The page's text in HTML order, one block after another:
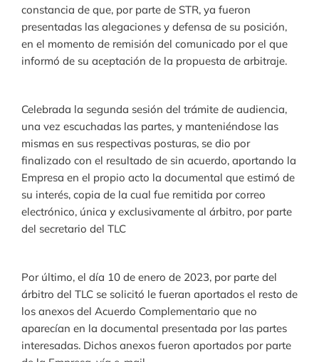
constancia de que, por parte de STR, ya fueron
presentadas las alegaciones y defensa de su posición,
en el momento de remisión del comunicado por el que
informó de su aceptación de la propuesta de arbitraje.
Celebrada la segunda sesión del trámite de audiencia,
una vez escuchadas las partes, y manteniéndose las
mismas en sus respectivas posturas, se dio por
finalizado con el resultado de sin acuerdo, aportando la
Empresa en el propio acto la documental que estimó de
su interés, copia de la cual fue remitida por correo
electrónico, única y exclusivamente al árbitro, por parte
del secretario del TLC
Por último, el día 10 de enero de 2023, por parte del
árbitro del TLC se solicitó le fueran aportados el resto de
los anexos del Acuerdo Complementario que no
aparecían en la documental presentada por las partes
interesadas. Dichos anexos fueron aportados por parte